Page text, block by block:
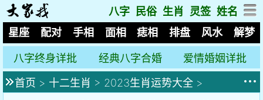
八字 民俗 生肖 灵签 姓名
星座
配对 手相 面相 痣相 排盘 风水 解梦
八字终身详批 经典八字合婚
爱情婚姻详批
首页 > 十二生肖 > 2023生肖运势大全 >